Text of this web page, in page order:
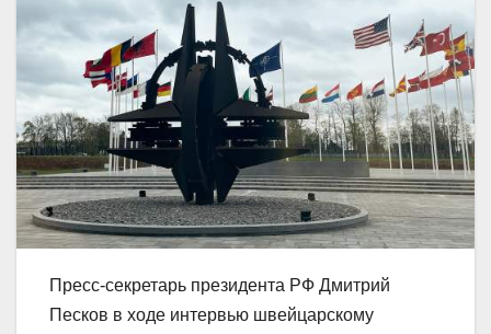
Пресс-секретарь президента РФ Дмитрий
Песков в ходе интервью швейцарскому